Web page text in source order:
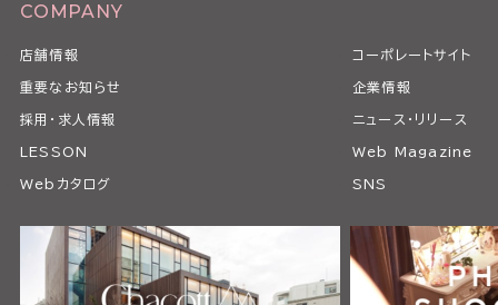
COMPANY
店舗情報 コーポレートサイト
重要なお知らせ 企業情報
採用・求人情報 ニュース・リリース
LESSON Web Magazine
Webカタログ SNS